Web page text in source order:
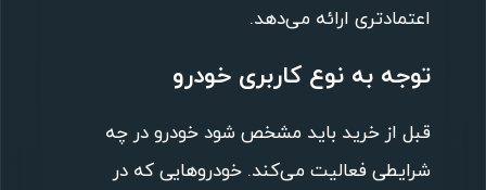
اعتمادتری ارائه می‌دهد.
توجه به نوع کاربری خودرو
قبل از خرید باید مشخص شود خودرو در چه
شرایطی فعالیت می‌کند. خودروهایی که در